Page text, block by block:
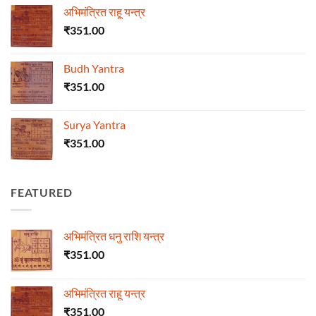
अभिमंत्रित राहू यन्त्र
₹351.00
Budh Yantra
₹351.00
Surya Yantra
₹351.00
FEATURED
अभिमंत्रित धनु राशि यन्त्र
₹351.00
अभिमंत्रित राहू यन्त्र
₹351.00